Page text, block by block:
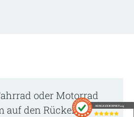
oder Motorrad
auf den Rücken
AUSGEZEICHNET.org